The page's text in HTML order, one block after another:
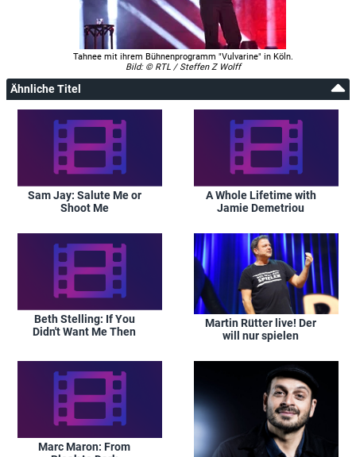
Tahnee mit ihrem Bühnenprogramm "Vulvarine" in Köln.
Bild: © RTL / Steffen Z Wolff
Ähnliche Titel
Sam Jay: Salute Me or
Shoot Me
A Whole Lifetime with
Jamie Demetriou
Beth Stelling: If You
Didn't Want Me Then
Martin Rütter live! Der
will nur spielen
Marc Maron: From